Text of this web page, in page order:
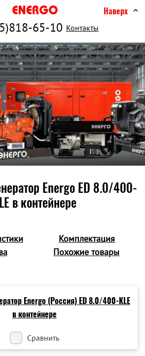
65-10 Контакты
Наверх
Energo ED 8.0/400-
в контейнере
Комплектация
Похожие товары
Сравнить